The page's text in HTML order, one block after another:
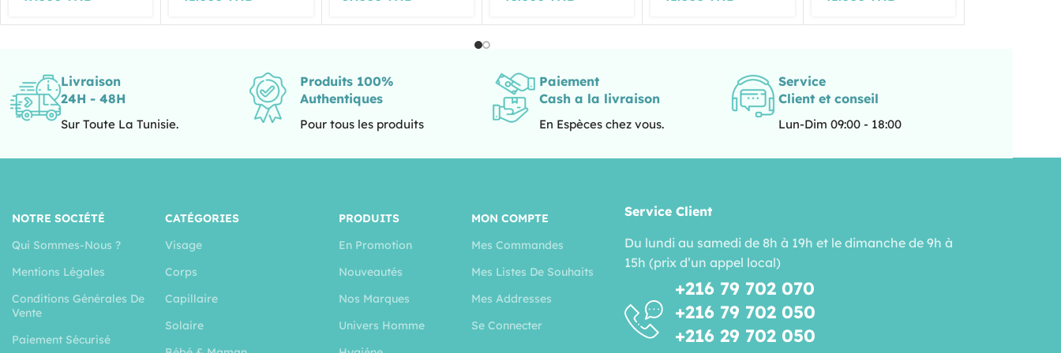
Livraison
24H - 48H
Sur Toute La Tunisie.
Produits 100%
Authentiques
Pour tous les produits
Paiement
Cash a la livraison
En Espèces chez vous.
Service
Client et conseil
Lun-Dim 09:00 - 18:00
NOTRE SOCIÉTÉ
Qui Sommes-Nous ?
Mentions Légales
Conditions Générales De
Vente
Paiement Sécurisé
CATÉGORIES
Visage
Corps
Capillaire
Solaire
PRODUITS
En Promotion
Nouveautés
Nos Marques
Univers Homme
MON COMPTE
Mes Commandes
Mes Listes De Souhaits
Mes Addresses
Se Connecter
Service Client
Du lundi au samedi de 8h à 19h et le dimanche de 9h à
15h (prix d’un appel local)
+216 79 702 070
+216 79 702 050
+216 29 702 050